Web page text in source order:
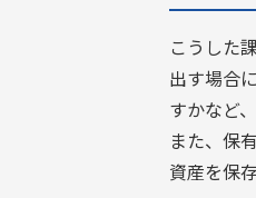
こうした
出す場合
すかなど
また、保
資産を保